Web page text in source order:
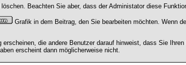
Beachten Sie aber, dass der Administator diese
Grafik in dem Beitrag, den Sie bearbeiten möchten. Wenn
die andere Benutzer darauf hinweist, dass Sie
erscheint dann möglicherweise nicht.